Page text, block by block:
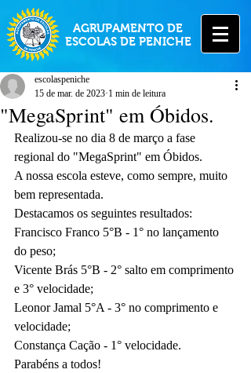
AGRUPAMENTO DE
ESCOLAS DE PENICHE
"MegaSprint" em Óbidos.
escolaspeniche
15 de mar. de 2023 1 min de leitura
Realizou-se no dia 8 de março a fase
regional do "MegaSprint" em Óbidos.
A nossa escola esteve, como sempre, muito
bem representada.
Destacamos os seguintes resultados:
Francisco Franco 5°B - 1° no lançamento
do peso;
Vicente Brás 5°B - 2° salto em comprimento
e 3° velocidade;
Leonor Jamal 5°A - 3° no comprimento e
velocidade;
Constança Cação - 1° velocidade.
Parabéns a todos!